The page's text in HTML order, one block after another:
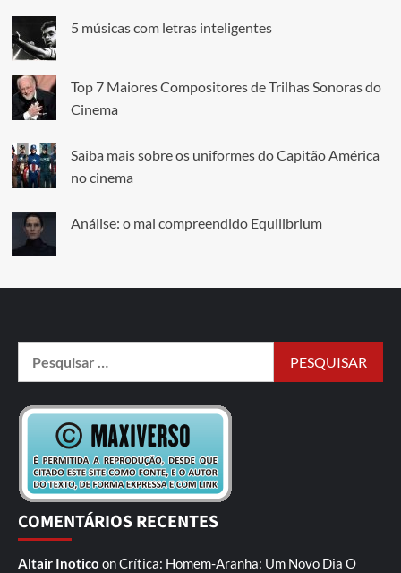
5 músicas com letras inteligentes
Top 7 Maiores Compositores de Trilhas Sonoras do
Cinema
Saiba mais sobre os uniformes do Capitão América
no cinema
Análise: o mal compreendido Equilibrium
COMENTÁRIOS RECENTES
Altair Inotico onCrítica: Homem-Aranha: Um Novo Dia O